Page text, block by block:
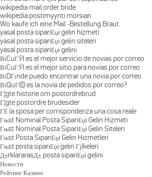
wikipedia mail order bride
wikipedia postimyynti morsian
Wo kaufe ich eine Mail -Bestellung Braut
yasal posta sipariЕџi gelin hizmeti
yasal posta sipariЕџi gelin siteleri
yasal posta sipariЕџi gelini
ВїCuГЎl es el mejor servicio de novias por correo
ВїCuГЎl es el mejor sitio para novias por correo
ВїDГіnde puedo encontrar una novia por correo
ВїQuГ© es la novia de pedidos por correo?
Г¦gte historie om postordrebrud
Г¦gte postordre brudesider
ГЁ la sposa per corrispondenza una cosa reale
Гњst Nominal Posta SipariЕџi Gelin Hizmeti
Гњst Nominal Posta SipariЕџi Gelin Siteleri
Гњst Posta SipariЕџi Gelin Hizmetleri
Гњst posta sipariЕџi gelin Гјlkeleri
Д±rklararasД± posta sipariЕџi gelini
Новости
Рейтинг Казино